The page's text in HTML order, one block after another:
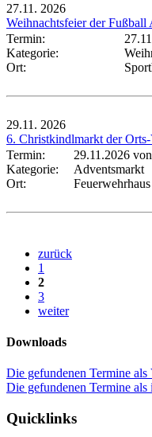
27.11. 2026
Weihnachtsfeier der Fußball
Termin:
Kategorie:
Ort:
29.11. 2026
6. Christkindlmarkt der Orts-
Termin:
29.11.2026
Kategorie:
Adventsmarkt
Ort:
zurück
1
2
3
weiter
Downloads
Die gefundenen Termine
Die gefundenen Termine
Quicklinks